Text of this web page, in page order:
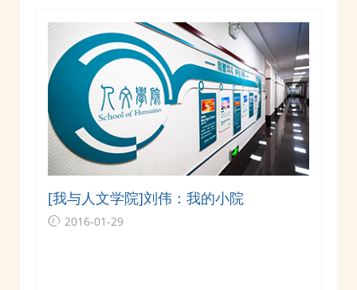
[我与人文学院]刘伟：我的小院
2016-01-29